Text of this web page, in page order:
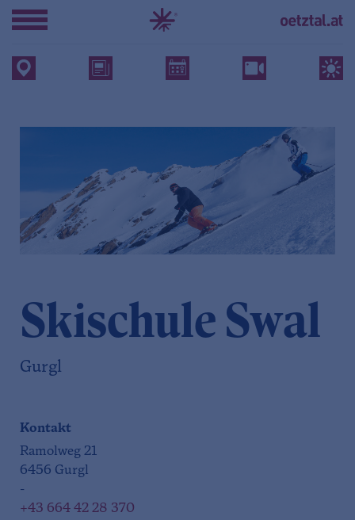
Skischule Swal
Gurgl
Kontakt
Ramolweg 21
6456 Gurgl
-
+43 664 42 28 370